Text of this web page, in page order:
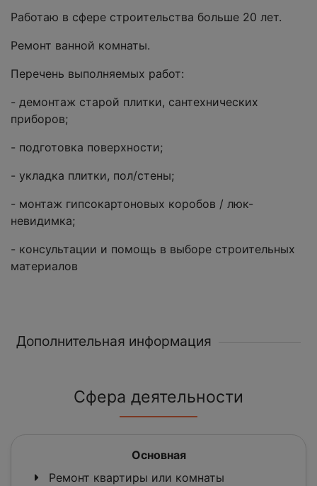
Работаю в сфере строительства больше 20 лет.
Ремонт ванной комнаты.
Перечень выполняемых работ:
- демонтаж старой плитки, сантехнических
приборов;
- подготовка поверхности;
- укладка плитки, пол/стены;
- монтаж гипсокартоновых коробов / люк-
невидимка;
- консультации и помощь в выборе строительных
материалов
Дополнительная информация
Сфера деятельности
Основная
Ремонт квартиры или комнаты